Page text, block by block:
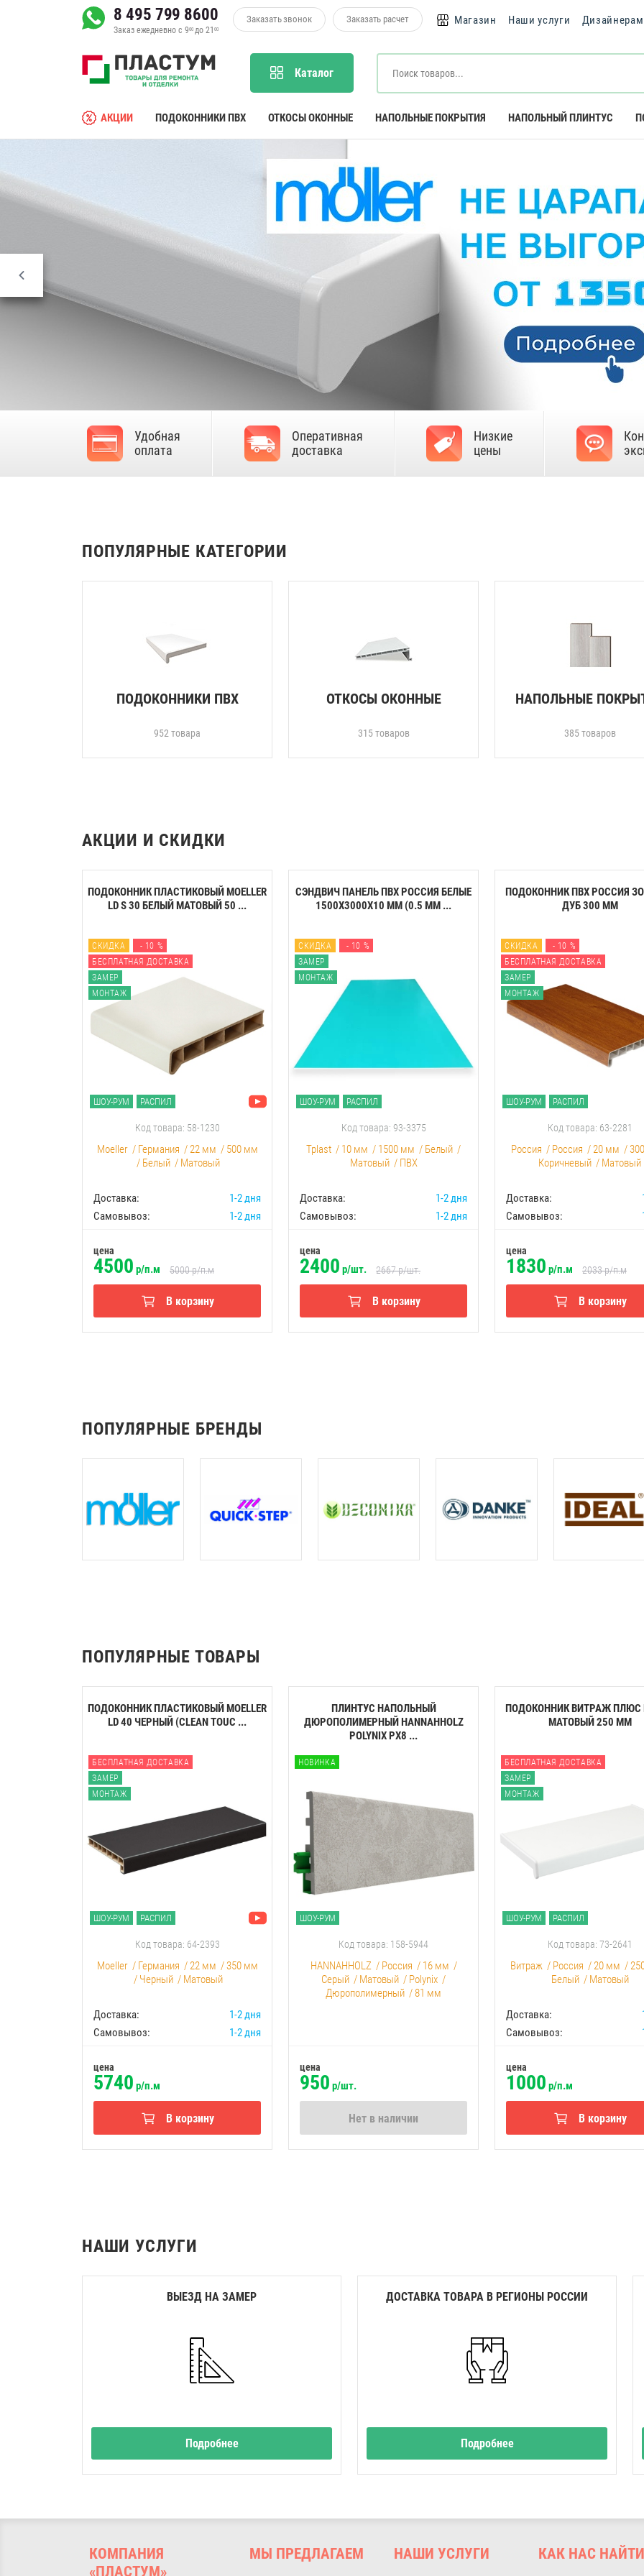
8 495 799 8600
Заказ ежедневно с 900до 2100
Заказать звонок Заказать расчет Магазин Наши услуги Дизайнерам
Каталог
АКЦИИ ПОДОКОННИКИ ПВХ ОТКОСЫ ОКОННЫЕ НАПОЛЬНЫЕ ПОКРЫТИЯ НАПОЛЬНЫЙ ПЛИНТУС
Удобная
оплата
Оперативная
доставка
Низкие
цены
ПОПУЛЯРНЫЕ КАТЕГОРИИ
ПОДОКОННИКИ ПВХ
952 товара
ОТКОСЫ ОКОННЫЕ
315 товаров
НАПОЛЬНЫЕ
385 товаров
АКЦИИ И СКИДКИ
ПОДОКОННИК ПЛАСТИКОВЫЙ MOELLER
LD S 30 БЕЛЫЙ МАТОВЫЙ 50 ...
СКИДКА
- 10 %
БЕСПЛАТНАЯ ДОСТАВКА
ЗАМЕР
МОНТАЖ
ШОУ-РУМ РАСПИЛ
Код товара: 58-1230
Moeller / Германия / 22 мм / 500 мм
/ Белый / Матовый
Доставка:
1-2 дня
Самовывоз:
1-2 дня
цена
4500 р/п.м 5000р/п.м
В корзину
СЭНДВИЧ ПАНЕЛЬ ПВХ РОССИЯ БЕЛЫЕ
1500Х3000Х10 ММ (0.5 ММ ...
СКИДКА
- 10 %
ЗАМЕР
МОНТАЖ
ШОУ-РУМ РАСПИЛ
Код товара: 93-3375
Tplast / 10 мм / 1500 мм / Белый /
Матовый / ПВХ
Доставка:
1-2 дня
Самовывоз:
1-2 дня
цена
2400 р/шт. 2667р/шт.
В корзину
ПОДОКОННИК ПВХ РОССИЯ
ДУБ 300 ММ
СКИДКА
- 10 %
БЕСПЛАТНАЯ ДОСТАВКА
ЗАМЕР
МОНТАЖ
ШОУ-РУМ РАСПИЛ
Код товара: 63-2281
Россия / Россия / 20 мм /
Коричневый / Матовый
Доставка:
Самовывоз:
цена
1830 р/п.м 2033р/п.м
В корзину
ПОПУЛЯРНЫЕ БРЕНДЫ
ПОПУЛЯРНЫЕ ТОВАРЫ
ПОДОКОННИК ПЛАСТИКОВЫЙ MOELLER
LD 40 ЧЕРНЫЙ (CLEAN TOUC ...
БЕСПЛАТНАЯ ДОСТАВКА
ЗАМЕР
МОНТАЖ
ШОУ-РУМ РАСПИЛ
Код товара: 64-2393
Moeller / Германия / 22 мм /350 мм
/ Черный / Матовый
Доставка:
1-2 дня
Самовывоз:
1-2 дня
цена
5740 р/п.м
В корзину
ПЛИНТУС НАПОЛЬНЫЙ
ДЮРОПОЛИМЕРНЫЙ HANNAHHOLZ
POLYNIX PX8 ...
НОВИНКА
ШОУ-РУМ
Код товара: 158-5944
HANNAHHOLZ / Россия / 16 мм /
Серый / Матовый / Polynix /
Дюрополимерный /81 мм
цена
950 р/шт.
Нет в наличии
ПОДОКОННИК ВИТРАЖ ПЛЮС
МАТОВЫЙ 250 ММ
БЕСПЛАТНАЯ ДОСТАВКА
ЗАМЕР
МОНТАЖ
ШОУ-РУМ РАСПИЛ
Код товара: 73-2641
Витраж / Россия / 20 мм /
Белый / Матовый
Доставка:
Самовывоз:
цена
1000 р/п.м
В корзину
НАШИ УСЛУГИ
ВЫЕЗД НА ЗАМЕР
Подробнее
ДОСТАВКА ТОВАРА В РЕГИОНЫ РОССИИ
Подробнее
КОМПАНИЯ
«ПЛАСТУМ»
МЫ ПРЕДЛАГАЕМ НАШИ УСЛУГИ КАК НАС НАЙТИ